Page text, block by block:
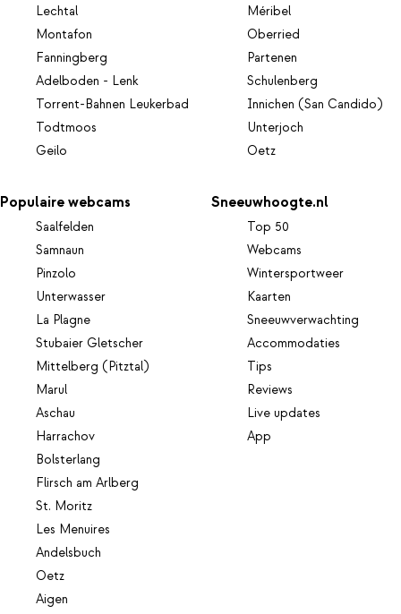
Lechtal
Montafon
Fanningberg
Adelboden - Lenk
Torrent-Bahnen Leukerbad
Todtmoos
Geilo
Méribel
Oberried
Partenen
Schulenberg
Innichen (San Candido)
Unterjoch
Oetz
Populaire webcams
Saalfelden
Samnaun
Pinzolo
Unterwasser
La Plagne
Stubaier Gletscher
Mittelberg (Pitztal)
Marul
Aschau
Harrachov
Bolsterlang
Flirsch am Arlberg
St. Moritz
Les Menuires
Andelsbuch
Oetz
Aigen
Sneeuwhoogte.nl
Top 50
Webcams
Wintersportweer
Kaarten
Sneeuwverwachting
Accommodaties
Tips
Reviews
Live updates
App